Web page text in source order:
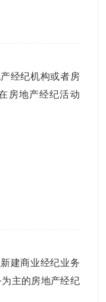
经纪机构或者房
房地产经纪活动
建商业经纪业务
主的房地产经纪